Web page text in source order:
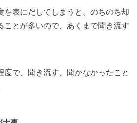
を表にだしてしまうと、のちのち却
ことが多いので、あくまで聞き流す
度で、聞き流す、聞かなかったこと